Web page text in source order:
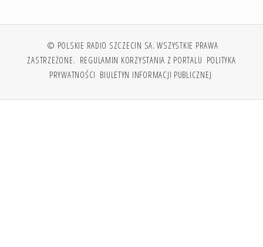
© POLSKIE RADIO SZCZECIN SA. WSZYSTKIE PRAWA
ZASTRZEŻONE. REGULAMIN KORZYSTANIA Z PORTALU POLITYKA
PRYWATNOŚCI BIULETYN INFORMACJI PUBLICZNEJ